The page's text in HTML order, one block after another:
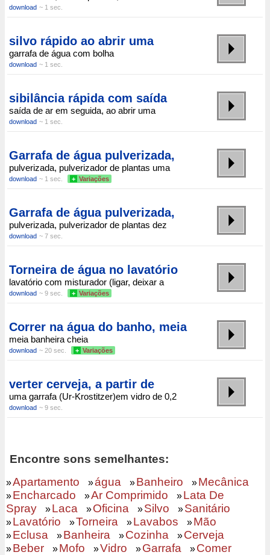
download ~ 1 sec.
silvo rápido ao abrir uma
garrafa de água com bolha
download ~ 1 sec.
sibilância rápida com saída
saída de ar em seguida, ao abrir uma
download ~ 1 sec.
Garrafa de água pulverizada,
pulverizada, pulverizador de plantas uma
download ~ 1 sec. + Variações
Garrafa de água pulverizada,
pulverizada, pulverizador de plantas dez
download ~ 7 sec.
Torneira de água no lavatório
lavatório com misturador (ligar, deixar a
download ~ 9 sec. + Variações
Correr na água do banho, meia
meia banheira cheia
download ~ 20 sec. + Variações
verter cerveja, a partir de
uma garrafa (Ur-Krostitzer)em vidro de 0,2
download ~ 9 sec.
Encontre sons semelhantes:
»Apartamento »água »Banheiro »Mecânica
»Encharcado »Ar Comprimido »Lata De
Spray
»Laca »Oficina »Silvo »Sanitário
»Lavatório »Torneira »Lavabos »Mão
»Eclusa »Banheira »Cozinha »Cerveja
»Beber »Mofo »Vidro »Garrafa »Comer